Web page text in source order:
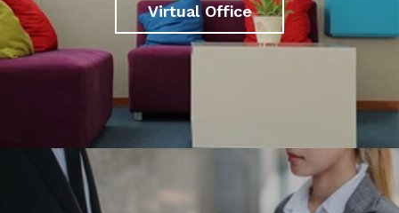
Virtual Office